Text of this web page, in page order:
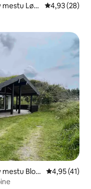
mestu Løk
Povprečna
4,93 (28)
mestu Blok
Povprečna
4,95 (41)